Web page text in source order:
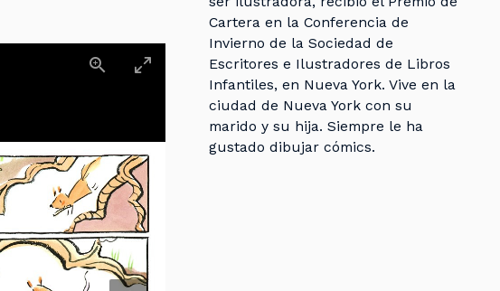
Cartera en la Conferencia de
Invierno de la Sociedad de
Escritores e Ilustradores de Libros
Infantiles, en Nueva York. Vive en la
ciudad de Nueva York con su
marido y su hija. Siempre le ha
gustado dibujar cómics.